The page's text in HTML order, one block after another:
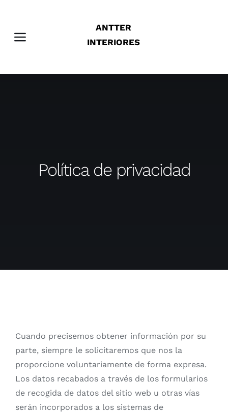
contenido
ANTTER
INTERIORES
Toggle
Contacto
Política de privacidad
Cuando precisemos obtener información por su
parte, siempre le solicitaremos que nos la
proporcione voluntariamente de forma expresa.
Los datos recabados a través de los formularios
de recogida de datos del sitio web u otras vías
serán incorporados a los sistemas de